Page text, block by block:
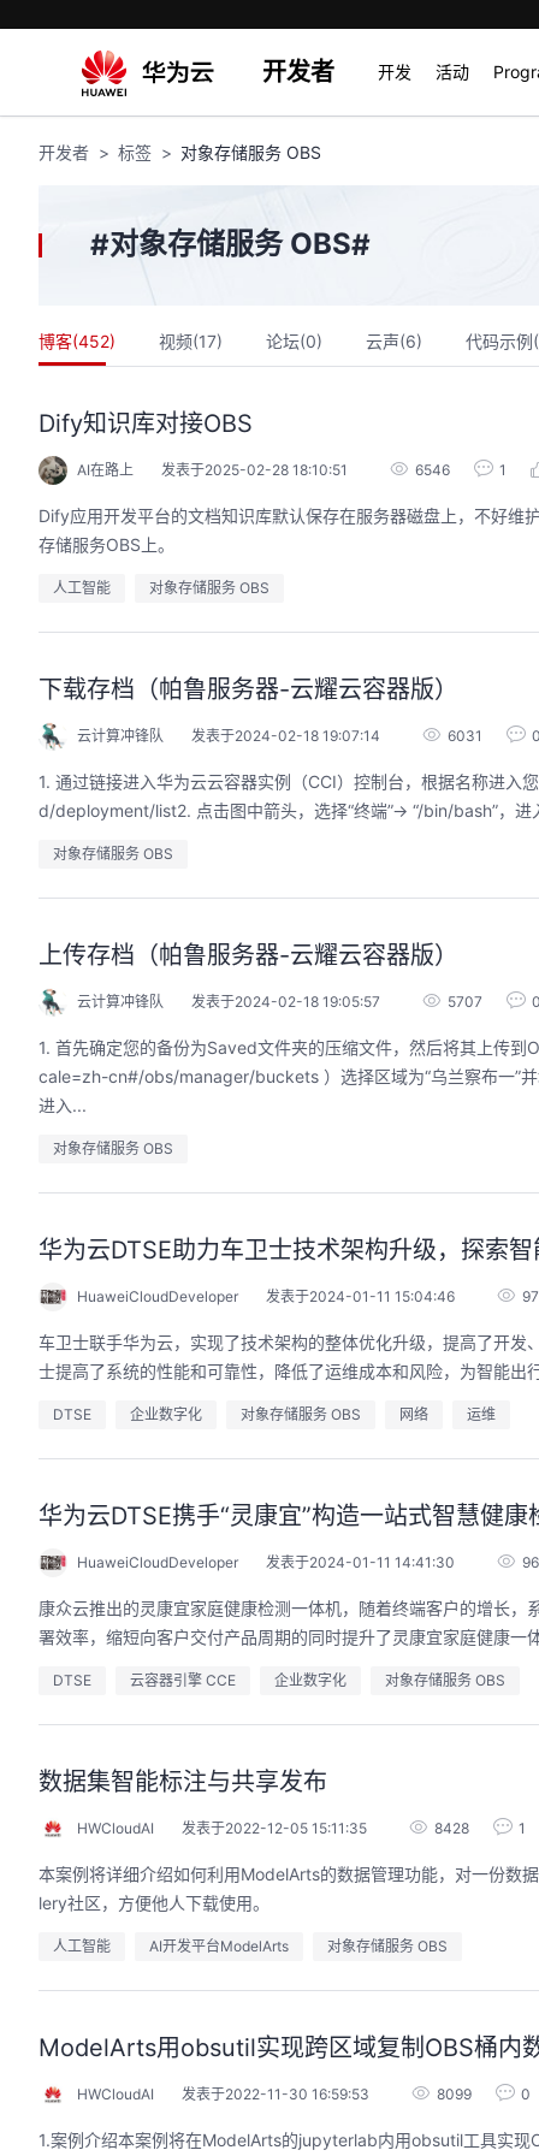
开发者 开发 活动
开发者 标签 对象存储服务 OBS
#对象存储服务 OBS#
博客(452) 视频(17) 论坛(0) 云声(6) 代码示例(
Dify知识库对接OBS
AI在路上 发表于2025-02-28 18:10:51 6546 1
Dify应用开发平台的文档知识库默认保存在服务器磁盘上，不好
存储服务OBS上。
人工智能 对象存储服务 OBS
下载存档（帕鲁服务器-云耀云容器版）
云计算冲锋队 发表于2024-02-18 19:07:14 6031
1. 通过链接进入华为云云容器实例（CCI）控制台，根据名称进
d/deployment/list2. 点击图中箭头，选择“终端”-> “/bin/bash”，
对象存储服务 OBS
上传存档（帕鲁服务器-云耀云容器版）
云计算冲锋队 发表于2024-02-18 19:05:57 5707
1. 首先确定您的备份为Saved文件夹的压缩文件，然后将其上传
cale=zh-cn#/obs/manager/buckets ）选择区域为“乌兰察布一”
进入...
对象存储服务 OBS
华为云DTSE助力车卫士技术架构升级，探索
HuaweiCloudDeveloper 发表于2024-01-11 15:04:46
车卫士联手华为云，实现了技术架构的整体优化升级，提高了开
士提高了系统的性能和可靠性，降低了运维成本和风险，为智能出
DTSE 企业数字化 对象存储服务 OBS 网络 运维
华为云DTSE携手“灵康宜”构造一站式智慧健康
HuaweiCloudDeveloper 发表于2024-01-11 14:41:30
康众云推出的灵康宜家庭健康检测一体机，随着终端客户的增长
署效率，缩短向客户交付产品周期的同时提升了灵康宜家庭健康
DTSE 云容器引擎 CCE 企业数字化 对象存储服务 OBS
数据集智能标注与共享发布
HWCloudAI 发表于2022-12-05 15:11:35 8428 1
本案例将详细介绍如何利用ModelArts的数据管理功能，对一份数
lery社区，方便他人下载使用。
人工智能 AI开发平台ModelArts 对象存储服务 OBS
ModelArts用obsutil实现跨区域复制OBS桶内
HWCloudAI 发表于2022-11-30 16:59:53 8099 0
1.案例介绍本案例将在ModelArts的jupyterlab内用obsutil工具实
AI作品三步上朋友
20:00
到企业级开发。不教编
、有产出、能带走、可炫
华为云码道Skill实战与极速交付，
智能开发全链路实战
2026/07/22 周三 19:00-21:00
直播深度解读华为云码道6月产品新特性，从S
kill市场安装专家技能，带你零距离体验从需
回顾中